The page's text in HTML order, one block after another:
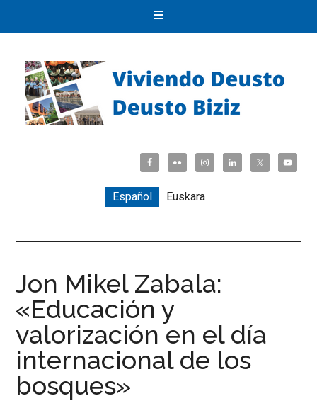
Español Euskara
Jon Mikel Zabala:
«Educación y
valorización en el día
internacional de los
bosques»